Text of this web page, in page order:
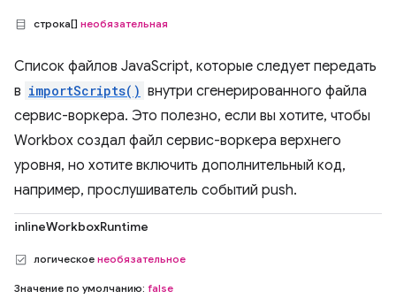
строка[] необязательная
Список файлов JavaScript, которые следует передать
в importScripts() внутри сгенерированного файла
сервис-воркера. Это полезно, если вы хотите, чтобы
Workbox создал файл сервис-воркера верхнего
уровня, но хотите включить дополнительный код,
например, прослушиватель событий push.
inlineWorkboxRuntime
логическое необязательное
Значение по умолчанию: false